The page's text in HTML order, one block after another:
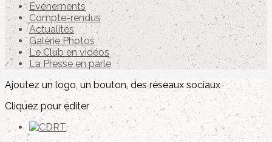
Evénements
Compte-rendus
Actualités
Galérie Photos
Le Club en vidéos
La Presse en parle
Ajoutez un logo, un bouton, des réseaux sociaux
Cliquez pour éditer